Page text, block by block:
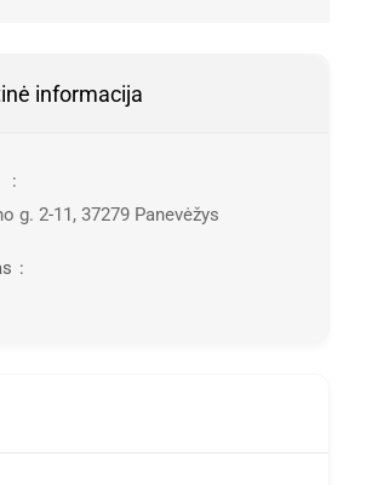
informacija
g. 2-11, 37279 Panevėžys